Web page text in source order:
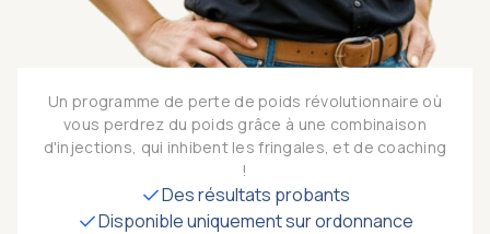
Un programme de perte de poids révolutionnaire où
vous perdrez du poids grâce à une combinaison
d'injections, qui inhibent les fringales, et de coaching
!
Des résultats probants
Disponible uniquement sur ordonnance